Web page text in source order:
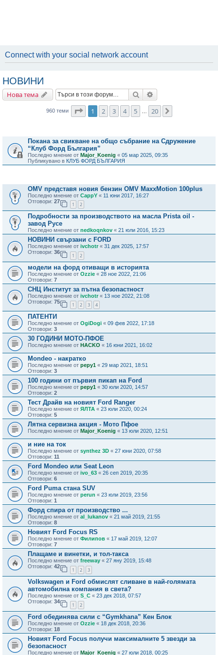
Connect with your social network account
НОВИНИ
Нова тема Търсене
960 теми Страница1 от
1 2 3 4 5 20
Покана за свикване на общо събрание на Сдружение
“Клуб Форд България”
Последно мнение от Major_Koenig « 05 мар 2025, 09:35
Публикувано в КЛУБ ФОРД БЪЛГАРИЯ
OMV представя новия бензин OMV MaxxMotion 100plus
Последно мнение от CappY « 11 юни 2017, 16:27
Отговори: 27
1 2
Подробности за производството на масла Prista oil -
завод Русе
Последно мнение от nedkoqnkov « 21 юли 2016, 15:23
НОВИНИ свързани с FORD
Последно мнение от ivchotr « 31 дек 2025, 17:57
Отговори: 36
1 2
модели на форд отиващи в историята
Последно мнение от Ozzie « 28 ное 2022, 21:06
Отговори: 7
СНЦ Институт за пътна безопастност
Последно мнение от ivchotr « 13 ное 2022, 21:08
Отговори: 75
1 2 3 4
ПАТЕНТИ
Последно мнение от OgiDogi « 09 фев 2022, 17:18
Отговори: 3
30 ГОДИНИ МОТО-ПФОЕ
Последно мнение от HACKO « 16 юни 2021, 16:02
Mondeo - накратко
Последно мнение от pepy1 « 29 мар 2021, 18:51
Отговори: 3
100 години от първия пикап на Ford
Последно мнение от pepy1 « 30 юли 2020, 14:57
Отговори: 2
Тест Драйв на новият Ford Ranger
Последно мнение от ЯЛТА « 23 юли 2020, 00:24
Отговори: 5
Лятна сервизна акция - Мото Пфое
Последно мнение от Major_Koenig « 13 юли 2020, 12:51
и ние на ток
Последно мнение от synthez 3D « 27 юни 2020, 07:58
Отговори: 11
Ford Mondeo или Seat Leon
Последно мнение от ivo_63 « 26 сеп 2019, 20:35
Отговори: 6
Ford Puma стана SUV
Последно мнение от perun « 23 юли 2019, 23:56
Отговори: 1
Форд спира от производство ...
Последно мнение от al_lukanov « 21 май 2019, 21:55
Отговори: 8
Новият Ford Focus RS
Последно мнение от Филипов « 17 май 2019, 12:07
Отговори: 7
Плащаме и винетки, и тол-такса
Последно мнение от freeway « 27 яну 2019, 15:48
Отговори: 42
1 2 3
Volkswagen и Ford обмислят сливане в най-голямата
автомобилна компания в света?
Последно мнение от S_C « 23 дек 2018, 07:57
Отговори: 34
1 2
Ford обединява сили с “Gymkhana” Кен Блок
Последно мнение от Ozzie « 18 дек 2018, 20:36
Отговори: 18
Новият Ford Focus получи максималните 5 звезди за
безопасност
Последно мнение от Major_Koenig « 27 юли 2018, 00:25